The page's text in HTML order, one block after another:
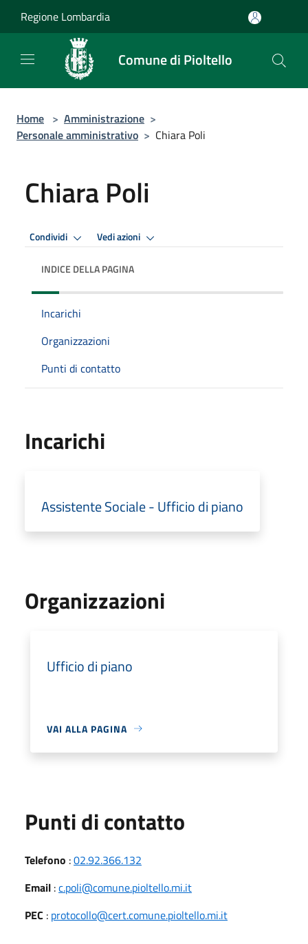
Regione Lombardia
Comune di Pioltello
Home > Amministrazione >
Personale amministrativo > Chiara Poli
Chiara Poli
Condividi Vedi azioni
INDICE DELLA PAGINA
Incarichi
Organizzazioni
Punti di contatto
Incarichi
Assistente Sociale - Ufficio di piano
Organizzazioni
Ufficio di piano
VAI ALLA PAGINA
Punti di contatto
Telefono :02.92.366.132
Email :c.poli@comune.pioltello.mi.it
PEC : protocollo@cert.comune.pioltello.mi.it